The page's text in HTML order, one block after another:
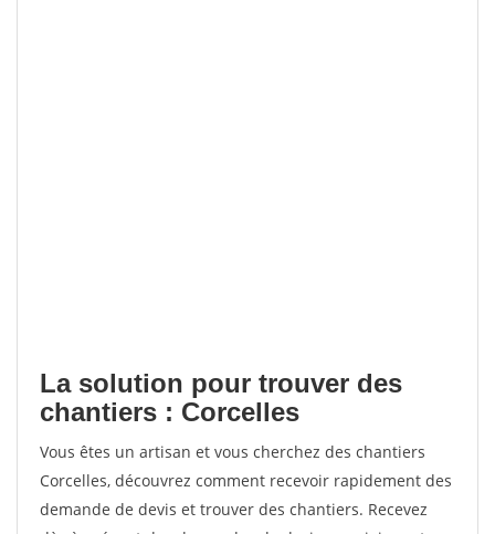
La solution pour trouver des
chantiers : Corcelles
Vous êtes un artisan et vous cherchez des chantiers
Corcelles, découvrez comment recevoir rapidement des
demande de devis et trouver des chantiers. Recevez